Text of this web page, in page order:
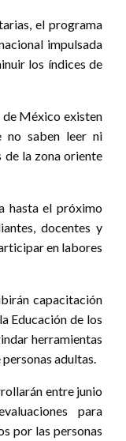
el programa
impulsada
los índices de
de México existen
no saben leer ni
de la zona oriente
hasta el próximo
docentes y
en labores
capacitación
Educación de los
herramientas
adultas.
entre junio
para
por las personas